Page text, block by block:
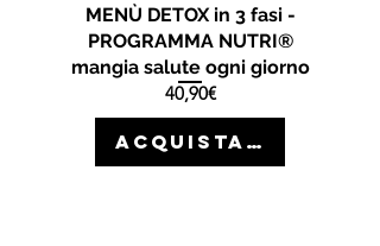
MENÙ DETOX in 3 fasi -
PROGRAMMA NUTRI®
mangia salute ogni giorno
40,90€Prezzo
ACQUISTA >>